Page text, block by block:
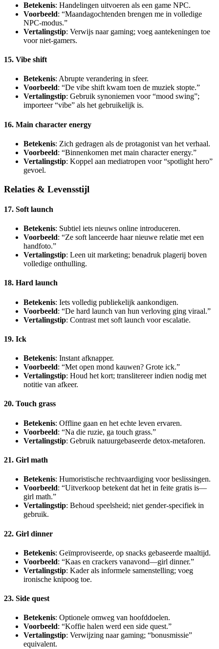
Betekenis: Handelingen uitvoeren als een game NPC.
Voorbeeld: “Maandagochtenden brengen me in volledige
NPC-modus.”
Vertalingstip: Verwijs naar gaming; voeg aantekeningen toe
voor niet-gamers.
15. Vibe shift
Betekenis: Abrupte verandering in sfeer.
Voorbeeld: “De vibe shift kwam toen de muziek stopte.”
Vertalingstip: Gebruik synoniemen voor “mood swing”;
importeer “vibe” als het gebruikelijk is.
16. Main character energy
Betekenis: Zich gedragen als de protagonist van het verhaal.
Voorbeeld: “Binnenkomen met main character energy.”
Vertalingstip: Koppel aan mediatropen voor “spotlight hero”
gevoel.
Relaties & Levensstijl
17. Soft launch
Betekenis: Subtiel iets nieuws online introduceren.
Voorbeeld: “Ze soft lanceerde haar nieuwe relatie met een
handfoto.”
Vertalingstip: Leen uit marketing; benadruk plagerij boven
volledige onthulling.
18. Hard launch
Betekenis: Iets volledig publiekelijk aankondigen.
Voorbeeld: “De hard launch van hun verloving ging viraal.”
Vertalingstip: Contrast met soft launch voor escalatie.
19. Ick
Betekenis: Instant afknapper.
Voorbeeld: “Met open mond kauwen? Grote ick.”
Vertalingstip: Houd het kort; translitereer indien nodig met
notitie van afkeer.
20. Touch grass
Betekenis: Offline gaan en het echte leven ervaren.
Voorbeeld: “Na die ruzie, ga touch grass.”
Vertalingstip: Gebruik natuurgebaseerde detox-metaforen.
21. Girl math
Betekenis: Humoristische rechtvaardiging voor beslissingen.
Voorbeeld: “Uitverkoop betekent dat het in feite gratis is—
girl math.”
Vertalingstip: Behoud speelsheid; niet gender-specifiek in
gebruik.
22. Girl dinner
Betekenis: Geïmproviseerde, op snacks gebaseerde maaltijd.
Voorbeeld: “Kaas en crackers vanavond—girl dinner.”
Vertalingstip: Kader als informele samenstelling; voeg
ironische knipoog toe.
23. Side quest
Betekenis: Optionele omweg van hoofddoelen.
Voorbeeld: “Koffie halen werd een side quest.”
Vertalingstip: Verwijzing naar gaming; “bonusmissie”
equivalent.